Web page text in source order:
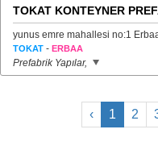
TOKAT KONTEYNER
yunus emre mahallesi no:1
TOKAT - ERBAA
Prefabrik Yapılar,
‹ 1 2